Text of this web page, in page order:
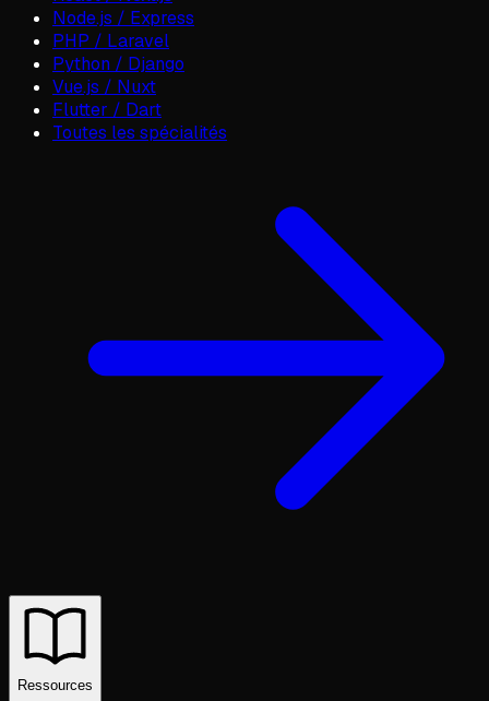
Node.js / Express
PHP / Laravel
Python / Django
Vue.js / Nuxt
Flutter / Dart
Toutes les spécialités
Ressources